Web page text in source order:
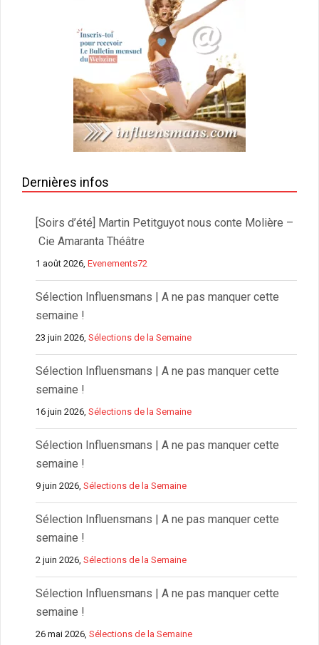
Dernières infos
[Soirs d’été] Martin Petitguyot nous conte Molière –
Cie Amaranta Théâtre
1 août 2026,Evenements72
Sélection Influensmans | A ne pas manquer cette
semaine !
23 juin 2026,Sélections de la Semaine
Sélection Influensmans | A ne pas manquer cette
semaine !
16 juin 2026,Sélections de la Semaine
Sélection Influensmans | A ne pas manquer cette
semaine !
9 juin 2026,Sélections de la Semaine
Sélection Influensmans | A ne pas manquer cette
semaine !
2 juin 2026,Sélections de la Semaine
Sélection Influensmans | A ne pas manquer cette
semaine !
26 mai 2026,Sélections de la Semaine